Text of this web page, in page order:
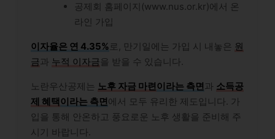
공제회 홈페이지(www.nus.or.kr)에서 온
라인 가입
이자율은 연 4.35% 로, 만기일에는 가입 시 내놓은 원
금과 누적 이자금을 받을 수 있습니다.
노란우산공제는 노후 자금 마련이라는 측면과 소득공
제 혜택이라는 측면에서 모두 유리한 제도입니다. 가
입을 통해 안온하고 풍요로운 노후 생활을 준비해 주
시기 바랍니다.